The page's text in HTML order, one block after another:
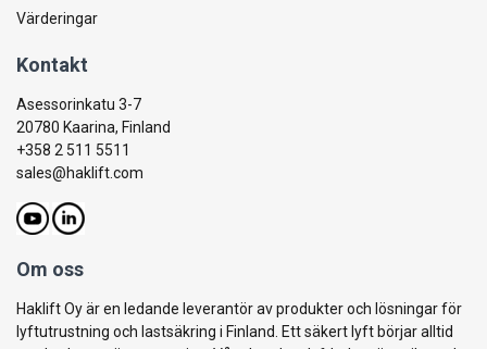
Värderingar
Kontakt
Asessorinkatu 3-7
20780 Kaarina, Finland
+358 2 511 5511
sales@haklift.com
Om oss
Haklift Oy är en ledande leverantör av produkter och lösningar för
lyftutrustning och lastsäkring i Finland. Ett säkert lyft börjar alltid